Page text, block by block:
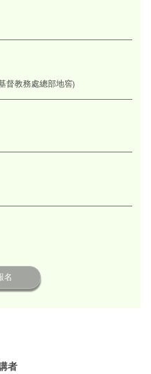
督教務處總部地窖)
名
者